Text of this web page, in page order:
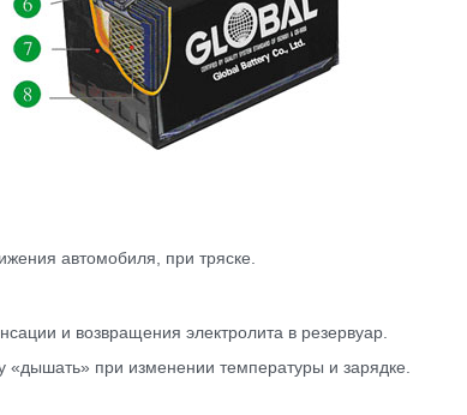
автомобиля, при тряске.
и возвращения электролита в резервуар.
«дышать» при изменении температуры и зарядке.